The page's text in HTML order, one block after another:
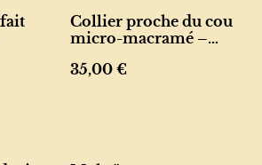
Collier proche du cou
micro-macramé –
améthyste
35,00 €